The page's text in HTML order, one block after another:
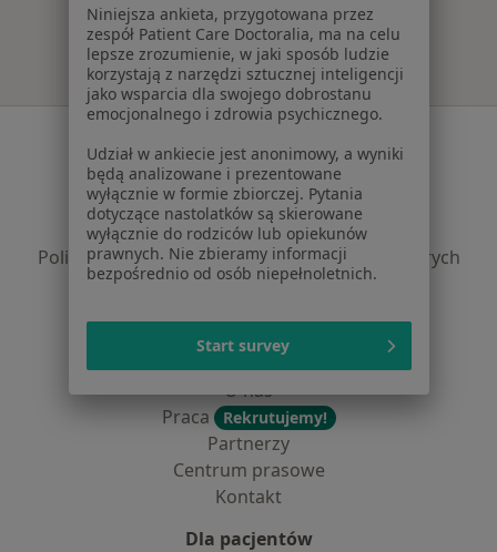
Regulamin
Polityka prywatności pacjentów
Polityka prywatności profesjonalistów
Polityka prywatności dla profesjonalistów, których
dane pozyskaliśmy samodzielnie
Jak działają wyniki wyszukiwania
O nas
Praca
Rekrutujemy!
Partnerzy
Centrum prasowe
Kontakt
Dla pacjentów
Niniejsza ankieta, przygotowana przez
zespół Patient Care Doctoralia, ma na celu
lepsze zrozumienie, w jaki sposób ludzie
korzystają z narzędzi sztucznej inteligencji
jako wsparcia dla swojego dobrostanu
emocjonalnego i zdrowia psychicznego.
Udział w ankiecie jest anonimowy, a wyniki
będą analizowane i prezentowane
wyłącznie w formie zbiorczej. Pytania
dotyczące nastolatków są skierowane
wyłącznie do rodziców lub opiekunów
prawnych. Nie zbieramy informacji
bezpośrednio od osób niepełnoletnich.
Start survey